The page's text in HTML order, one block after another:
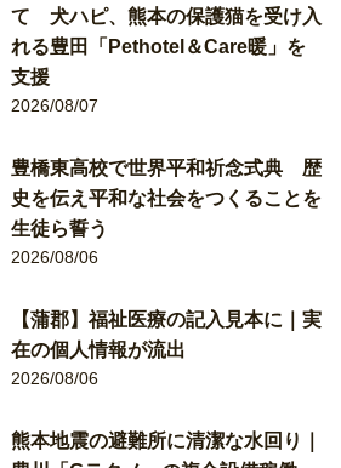
て 犬ハピ、熊本の保護猫を受け入
れる豊田「Pethotel＆Care暖」を
支援
2026/08/07
豊橋東高校で世界平和祈念式典 歴
史を伝え平和な社会をつくることを
生徒ら誓う
2026/08/06
【蒲郡】福祉医療の記入見本に｜実
在の個人情報が流出
2026/08/06
熊本地震の避難所に清潔な水回り｜